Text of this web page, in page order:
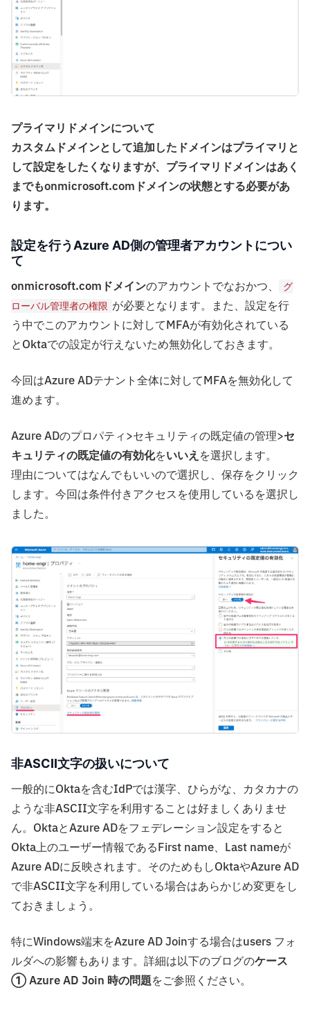
プライマリドメインについて
カスタムドメインとして追加したドメインはプライマリと
して設定をしたくなりますが、プライマリドメインはあく
までもonmicrosoft.comドメインの状態とする必要があ
ります。
設定を行うAzure AD側の管理者アカウントについ
て
onmicrosoft.comドメインのアカウントでなおかつ、
グ
ローバル管理者の権限 が必要となります。また、設定を行
う中でこのアカウントに対してMFAが有効化されている
とOktaでの設定が行えないため無効化しておきます。
今回はAzure ADテナント全体に対してMFAを無効化して
進めます。
Azure ADのプロパティ>セキュリティの既定値の管理>セ
キュリティの既定値の有効化をいいえを選択します。
理由についてはなんでもいいので選択し、保存をクリック
します。今回は条件付きアクセスを使用しているを選択し
ました。
非ASCII文字の扱いについて
一般的にOktaを含むIdPでは漢字、ひらがな、カタカナの
ような非ASCII文字を利用することは好ましくありませ
ん。OktaとAzure ADをフェデレーション設定をすると
Okta上のユーザー情報であるFirst name、Last nameが
Azure ADに反映されます。そのためもしOktaやAzure AD
で非ASCII文字を利用している場合はあらかじめ変更をし
ておきましょう。
特にWindows端末をAzure AD Joinする場合はusers フォ
ルダへの影響もあります。詳細は以下のブログのケース
① Azure AD Join 時の問題をご参照ください。